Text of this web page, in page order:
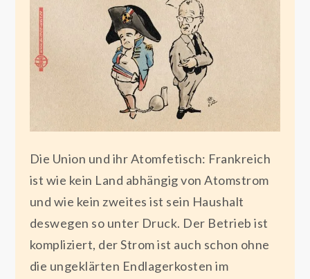
Die Union und ihr Atomfetisch: Frankreich
ist wie kein Land abhängig von Atomstrom
und wie kein zweites ist sein Haushalt
deswegen so unter Druck. Der Betrieb ist
kompliziert, der Strom ist auch schon ohne
die ungeklärten Endlagerkosten im